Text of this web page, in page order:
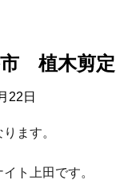
植木剪定
22日
ます。
ト上田です。